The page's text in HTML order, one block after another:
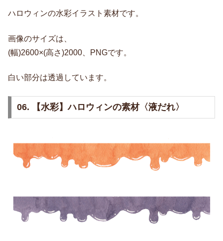
ハロウィンの水彩イラスト素材です。
画像のサイズは、
(幅)2600×(高さ)2000、PNGです。
白い部分は透過しています。
06. 【水彩】ハロウィンの素材〈液だれ〉